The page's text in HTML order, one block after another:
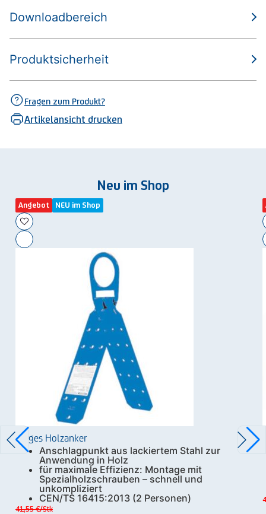
Downloadbereich
Produktsicherheit
Fragen zum Produkt?
Artikelansicht drucken
Neu im Shop
Angebot NEU im Shop
Zarges Holzanker
Anschlagpunkt aus lackiertem Stahl zur
Anwendung in Holz
für maximale Effizienz: Montage mit
Spezialholzschrauben – schnell und
unkompliziert
CEN/TS 16415:2013 (2 Personen)
41,55 €/Stk